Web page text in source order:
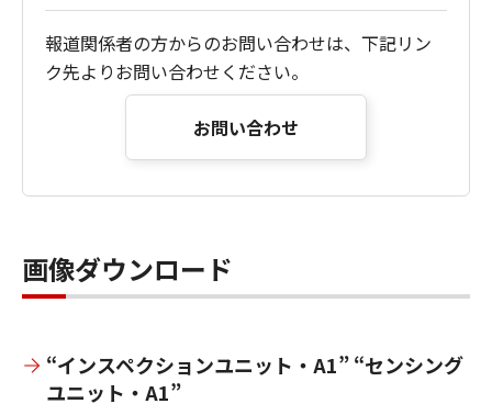
報道関係者の方からのお問い合わせは、下記リン
ク先よりお問い合わせください。
お問い合わせ
画像ダウンロード
“インスペクションユニット・A1” “センシング
ユニット・A1”